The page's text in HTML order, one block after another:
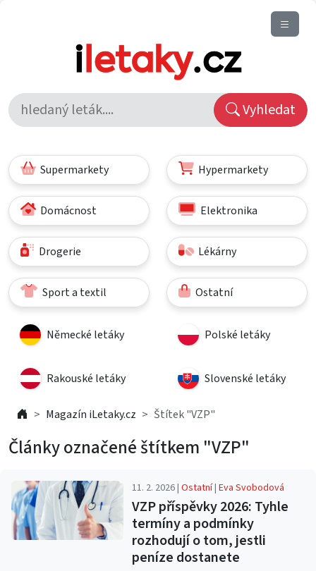
Vyhledat
Supermarkety Hypermarkety
Domácnost Elektronika
Drogerie Lékárny
Sport a textil Ostatní
Německé letáky Polské letáky
Rakouské letáky Slovenské letáky
Magazín iLetaky.cz Štítek "VZP"
Články označené štítkem "VZP"
11. 2. 2026 |Ostatní|Eva Svobodová
VZP příspěvky 2026: Tyhle
termíny a podmínky
rozhodují o tom, jestli
peníze dostanete